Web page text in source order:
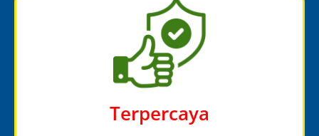
Terpercaya